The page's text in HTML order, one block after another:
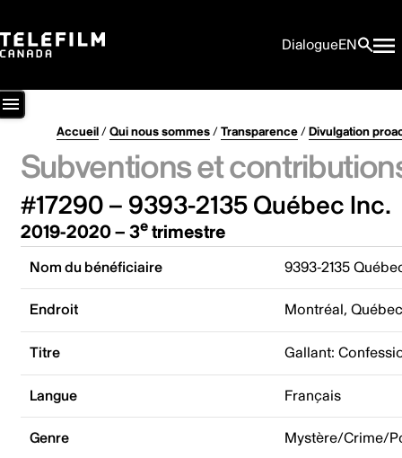
DialogueEN
Accueil/Qui nous sommes/Transparence/Divulgation
Subventions et
#17290 – 9393-2135 Québec Inc.
2019-2020 – 3etrimestre
Nom du bénéficiaire 9393-2135
Endroit Montréal,
Titre Gallant:
Langue Français
Genre Mystère/Crime/